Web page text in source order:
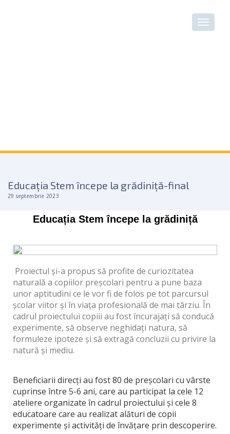
Educația Stem începe la grădiniță-final
29 septembrie 2023
Educația Stem începe la grădiniță
Proiectul și-a propus să profite de curiozitatea
naturală a copiilor preșcolari pentru a pune baza
unor aptitudini ce le vor fi de folos pe tot parcursul
școlar viitor și în viața profesională de mai târziu. În
cadrul proiectului copiii au fost încurajați să conducă
experimente, să observe neghidați natura, să
formuleze ipoteze și să extragă concluzii cu privire la
natură și mediu.
Beneficiarii direcți au fost 80 de preșcolari cu vârste
cuprinse între 5-6 ani, care au participat la cele 12
ateliere organizate în cadrul proiectului şi cele 8
educatoare care au realizat alături de copii
experimente și activități de învățare prin descoperire.